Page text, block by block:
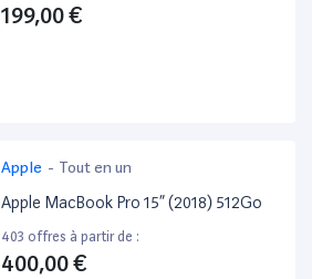
199,00 €
Apple - Tout en un
Apple MacBook Pro 15” (2018) 512Go
403 offres à partir de :
400,00 €